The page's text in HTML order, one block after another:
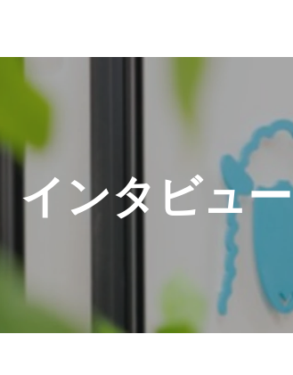
インタビュー